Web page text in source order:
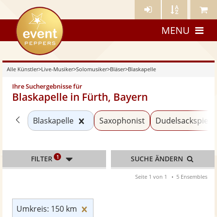
Künstler- Künstler Meine
eventpeppers
MENU
Alle Künstler>Live-Musiker>Solomusiker>Bläser>Blaskapelle
Ihre Suchergebnisse für
Blaskapelle in Fürth, Bayern
Zurück zu «Bläser»
Blaskapelle Kategorie «Blaskapelle»
Saxophonist
Umkreis: 150 km
FILTER 1 SUCHE ÄNDERN
Seite 1 von 1 5 Ensembles